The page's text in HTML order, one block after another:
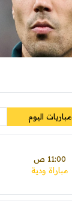
مباريات اليوم
11:00 ص
مباراة ودية